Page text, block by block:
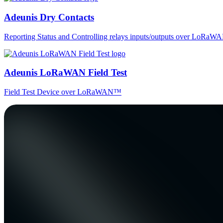
Adeunis Dry Contacts
Reporting Status and Controlling relays inputs/outputs over
Adeunis LoRaWAN Field Test
Field Test Device over LoRaWAN™